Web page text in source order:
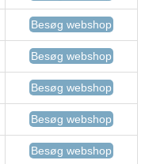
Besøg webshop
Besøg webshop
Besøg webshop
Besøg webshop
Besøg webshop